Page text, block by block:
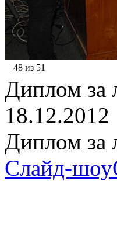
48 из 51
Диплом за
18.12.2012
Диплом за
Слайд-шоу